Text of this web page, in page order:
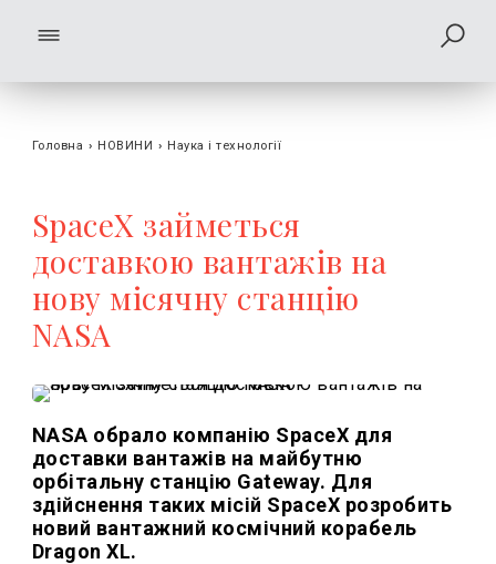
Головна › НОВИНИ › Наука і технології
SpaceX займеться
доставкою вантажів на
нову місячну станцію
NASA
NASA обрало компанію SpaceX для
доставки вантажів на майбутню
орбітальну станцію Gateway. Для
здійснення таких місій SpaceX розробить
новий вантажний космічний корабель
Dragon XL.